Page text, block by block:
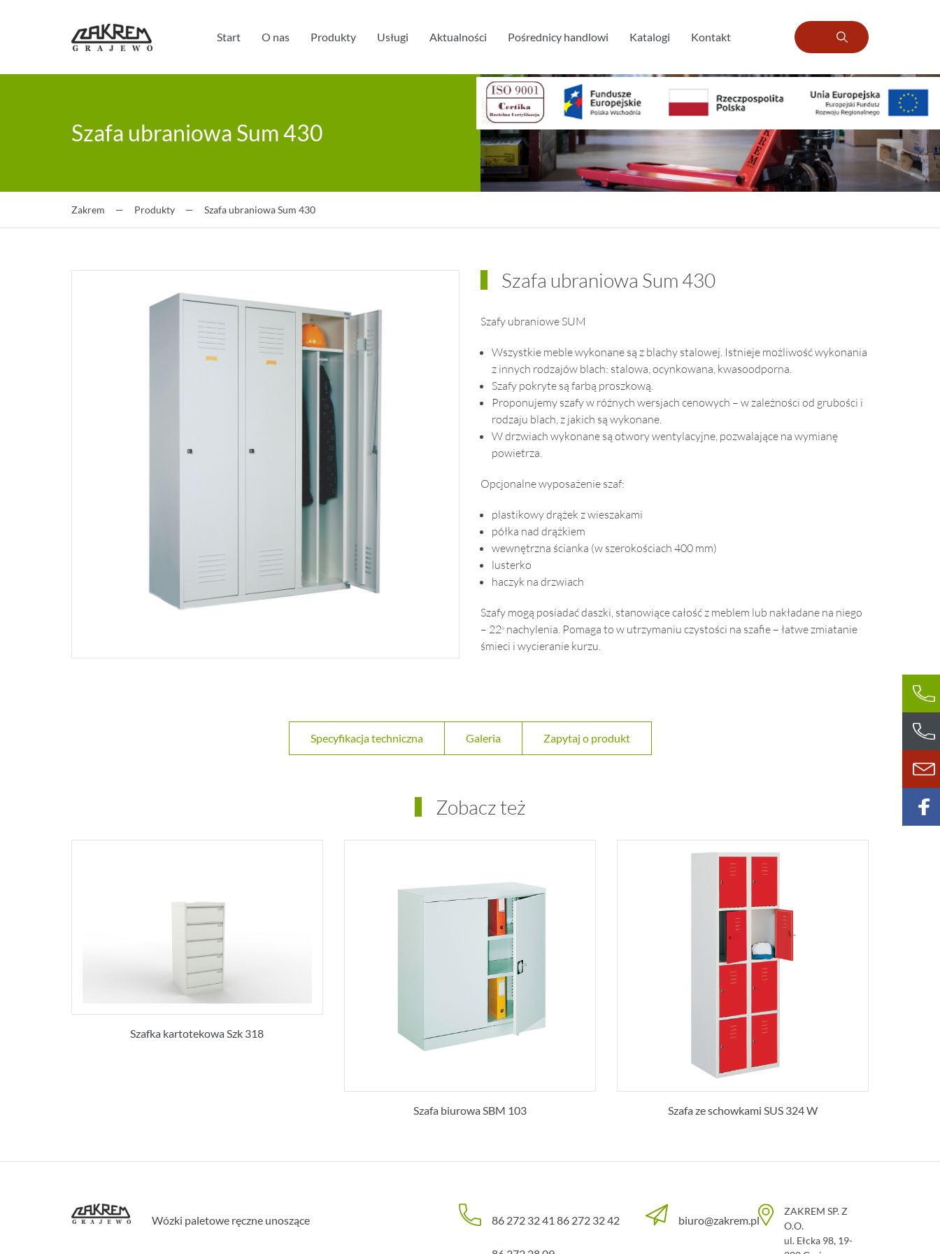
Start O nas Produkty Usługi Aktualności Pośrednicy handlowi Katalogi Kontakt
Szafa ubraniowa Sum 430
Zakrem — Produkty — Szafa ubraniowa Sum 430
Szafa ubraniowa Sum 430
Szafy ubraniowe SUM
Wszystkie meble wykonane są z blachy stalowej. Istnieje możliwość wykonania
z innych rodzajów blach: stalowa, ocynkowana, kwasoodporna.
Szafy pokryte są farbą proszkową.
Proponujemy szafy w różnych wersjach cenowych – w zależności od grubości i
rodzaju blach, z jakich są wykonane.
W drzwiach wykonane są otwory wentylacyjne, pozwalające na wymianę
powietrza.
Opcjonalne wyposażenie szaf:
plastikowy drążek z wieszakami
półka nad drążkiem
wewnętrzna ścianka (w szerokościach 400 mm)
lusterko
haczyk na drzwiach
Szafy mogą posiadać daszki, stanowiące całość z meblem lub nakładane na niego
– 22o nachylenia. Pomaga to w utrzymaniu czystości na szafie – łatwe zmiatanie
śmieci i wycieranie kurzu.
Specyfikacja techniczna Galeria Zapytaj o produkt
Zobacz też
Szafka kartotekowa Szk 318
Szafa biurowa SBM 103 Szafa ze schowkami SUS 324 W
Wózki paletowe ręczne unoszące 86 272 32 41 86 272 32 42 biuro@zakrem.pl
ZAKREM SP. Z
O.O.
ul. Ełcka 98, 19-